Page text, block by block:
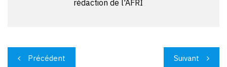
rédaction de l'AFRI
Navigation
Précédent Suivant